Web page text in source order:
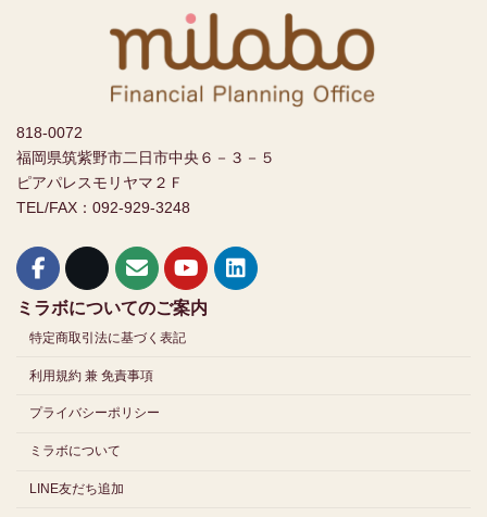
818-0072
福岡県筑紫野市二日市中央６－３－５
ピアパレスモリヤマ２Ｆ
TEL/FAX：092-929-3248
ミラボについてのご案内
特定商取引法に基づく表記
利用規約 兼 免責事項
プライバシーポリシー
ミラボについて
LINE友だち追加